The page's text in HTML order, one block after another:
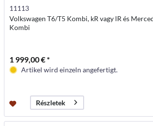
11113
Volkswagen T6/T5 Kombi, kR vagy lR és
Kombi
1 999,00 € *
Artikel wird einzeln angefertigt.
Részletek